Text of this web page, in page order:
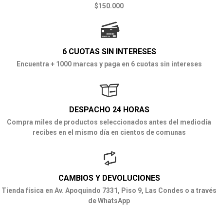
$150.000
6 CUOTAS SIN INTERESES
Encuentra + 1000 marcas y paga en 6 cuotas sin intereses
DESPACHO 24 HORAS
Compra miles de productos seleccionados antes del mediodía
recibes en el mismo día en cientos de comunas
CAMBIOS Y DEVOLUCIONES
Tienda física en Av. Apoquindo 7331, Piso 9, Las Condes o a través
de WhatsApp